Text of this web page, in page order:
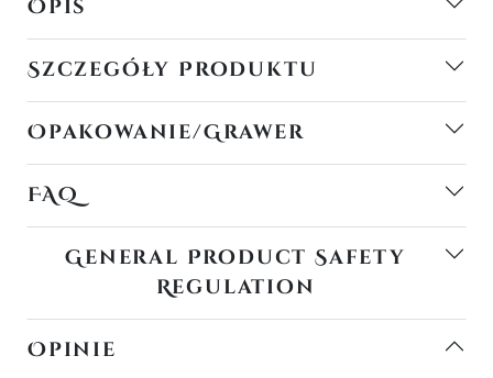
Opis
Szczegóły Produktu
Opakowanie/Grawer
FAQ
General Product Safety
Regulation
Opinie